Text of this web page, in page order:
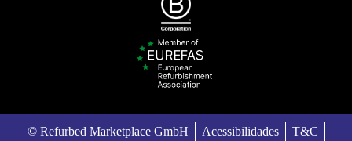
© Refurbed Marketplace GmbH Acessibilidades T&C